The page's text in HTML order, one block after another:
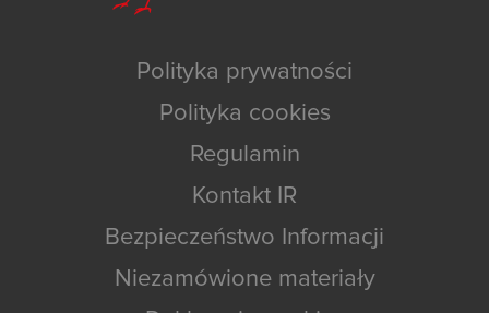
Polityka prywatności
Polityka cookies
Regulamin
Kontakt IR
Bezpieczeństwo Informacji
Niezamówione materiały